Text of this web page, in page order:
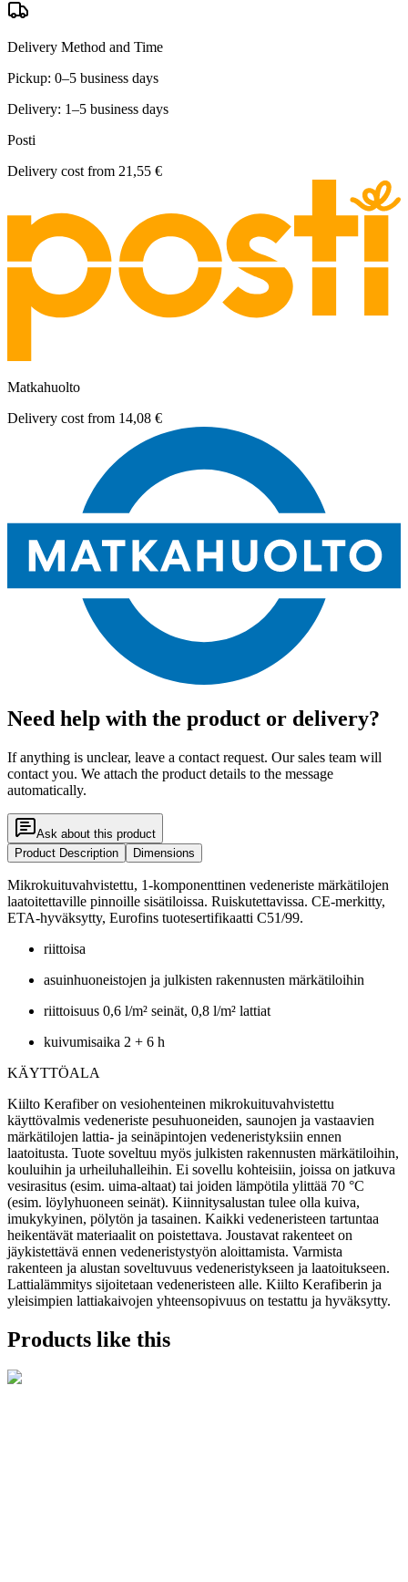
Delivery Method and Time
Pickup: 0–5 business days
Delivery: 1–5 business days
Posti
Delivery cost from 21,55 €
Matkahuolto
Delivery cost from 14,08 €
Need help with the product or delivery?
If anything is unclear, leave a contact request. Our sales team will
contact you. We attach the product details to the message
automatically.
Ask about this product
Product Description
Dimensions
Mikrokuituvahvistettu, 1-komponenttinen vedeneriste märkätilojen
laatoitettaville pinnoille sisätiloissa. Ruiskutettavissa. CE-merkitty,
ETA-hyväksytty, Eurofins tuotesertifikaatti C51/99.
riittoisa
asuinhuoneistojen ja julkisten rakennusten märkätiloihin
riittoisuus 0,6 l/m² seinät, 0,8 l/m² lattiat
kuivumisaika 2 + 6 h
KÄYTTÖALA
Kiilto Kerafiber on vesiohenteinen mikrokuituvahvistettu
käyttövalmis vedeneriste pesuhuoneiden, saunojen ja vastaavien
märkätilojen lattia- ja seinäpintojen vedeneristyksiin ennen
laatoitusta. Tuote soveltuu myös julkisten rakennusten märkätiloihin,
kouluihin ja urheiluhalleihin. Ei sovellu kohteisiin, joissa on jatkuva
vesirasitus (esim. uima-altaat) tai joiden lämpötila ylittää 70 °C
(esim. löylyhuoneen seinät). Kiinnitysalustan tulee olla kuiva,
imukykyinen, pölytön ja tasainen. Kaikki vedeneristeen tartuntaa
heikentävät materiaalit on poistettava. Joustavat rakenteet on
jäykistettävä ennen vedeneristystyön aloittamista. Varmista
rakenteen ja alustan soveltuvuus vedeneristykseen ja laatoitukseen.
Lattialämmitys sijoitetaan vedeneristeen alle. Kiilto Kerafiberin ja
yleisimpien lattiakaivojen yhteensopivuus on testattu ja hyväksytty.
Products like this